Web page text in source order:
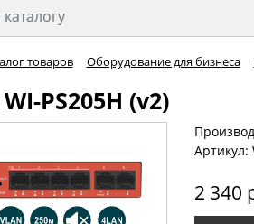
товаров Оборудование для бизнеса
PS205H (v2)
Артикул:
2 340